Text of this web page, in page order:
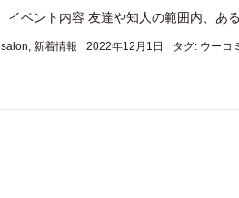
イベント内容 友達や知人の範囲内、あ
salon 新着情報 2022年12月1日 タグ: ウーコ